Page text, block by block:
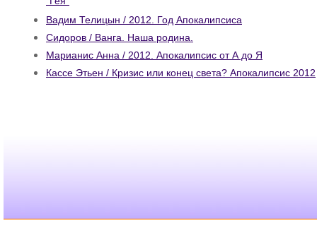
Вадим Телицын / 2012. Год Апокалипсиса
Сидоров / Ванга. Наша родина.
Марианис Анна / 2012. Апокалипсис от А до Я
Кассе Этьен / Кризис или конец света? Апокалипсис 2012